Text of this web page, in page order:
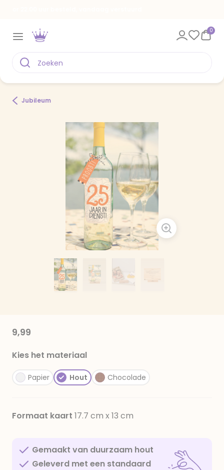
0
Jubileum
9,99
Kies het materiaal
Papier Hout Chocolade
Formaat kaart 17.7 cm x 13 cm
Gemaakt van duurzaam hout
Geleverd met een standaard